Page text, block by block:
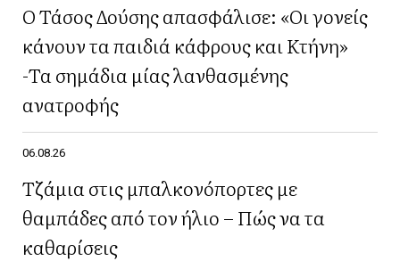
Ο Τάσος Δούσης απασφάλισε: «Οι γονείς
κάνουν τα παιδιά κάφρους και Κτήνη»
-Τα σημάδια μίας λανθασμένης
ανατροφής
06.08.26
Τζάμια στις μπαλκονόπορτες με
θαμπάδες από τον ήλιο – Πώς να τα
καθαρίσεις